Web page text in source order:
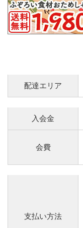
配達エリア
入会金
会費
支払い方法